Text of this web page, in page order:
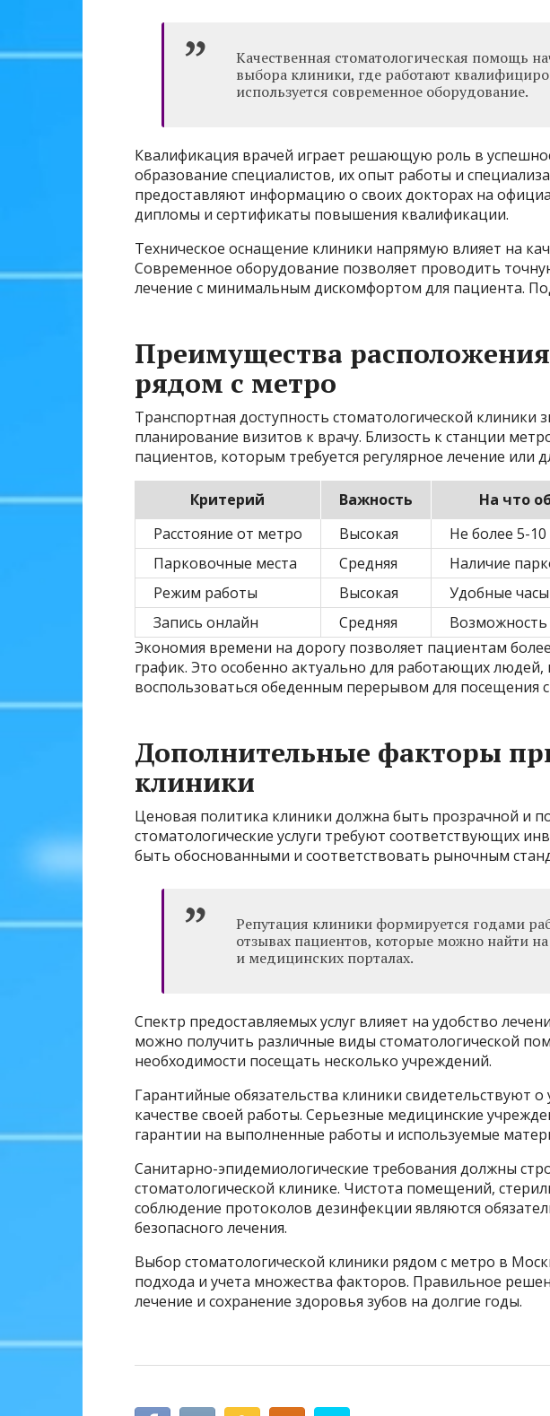
Качественная стоматологическая помощь
выбора клиники, где работают
используется современное оборудование.
Квалификация врачей играет решающую роль в
образование специалистов, их опыт работы и
предоставляют информацию о своих докторах на
дипломы и сертификаты повышения квалификации.
Техническое оснащение клиники напрямую влияет на
Современное оборудование позволяет проводить
лечение с минимальным дискомфортом для пациента.
Преимущества
рядом с метро
Транспортная доступность стоматологической клиники
планирование визитов к врачу. Близость к станции
пациентов, которым требуется регулярное лечение или
Критерий Важность
На что
Расстояние от метро
Высокая
Не более 5-
Парковочные места
Средняя
Наличие
Режим работы
Высокая
Удобные
Запись онлайн
Средняя
Возможность
Экономия времени на дорогу позволяет пациентам
график. Это особенно актуально для работающих людей,
воспользоваться обеденным перерывом для посещения
Дополнительные факторы
клиники
Ценовая политика клиники должна быть прозрачной и
стоматологические услуги требуют соответствующих
быть обоснованными и соответствовать рыночным
Репутация клиники формируется годами
отзывах пациентов, которые можно найти
и медицинских порталах.
Спектр предоставляемых услуг влияет на удобство
можно получить различные виды стоматологической
необходимости посещать несколько учреждений.
Гарантийные обязательства клиники свидетельствуют
качестве своей работы. Серьезные медицинские
гарантии на выполненные работы и используемые
Санитарно-эпидемиологические требования должны
стоматологической клинике. Чистота помещений,
соблюдение протоколов дезинфекции являются
безопасного лечения.
Выбор стоматологической клиники рядом с метро в
подхода и учета множества факторов. Правильное
лечение и сохранение здоровья зубов на долгие годы.